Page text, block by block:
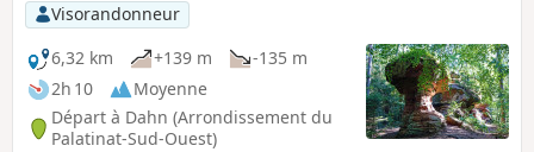
Visorandonneur
6,32 km
+139 m
-135 m
2h 10
Moyenne
Départ à Dahn (Arrondissement du
Palatinat-Sud-Ouest)